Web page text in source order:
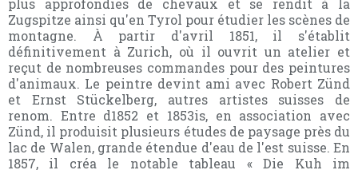
Zugspitze ainsi qu'en Tyrol pour étudier les scènes de
montagne. À partir d'avril 1851, il s'établit
définitivement à Zurich, où il ouvrit un atelier et
reçut de nombreuses commandes pour des peintures
d'animaux. Le peintre devint ami avec Robert Zünd
et Ernst Stückelberg, autres artistes suisses de
renom. Entre d1852 et 1853is, en association avec
Zünd, il produisit plusieurs études de paysage près du
lac de Walen, grande étendue d'eau de l'est suisse. En
1857, il créa le notable tableau « Die Kuh im